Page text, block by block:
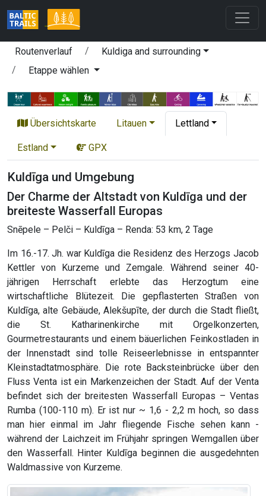
Routenverlauf
Kuldiga and surrounding
Etappe wählen
Übersichtskarte Litauen Lettland
Estland GPX
Kuldīga und Umgebung
Der Charme der Altstadt von Kuldīga und der
breiteste Wasserfall Europas
Snēpele – Pelči – Kuldīga – Renda: 53 km, 2 Tage
Im 16.-17. Jh. war Kuldīga die Residenz des Herzogs Jacob
Kettler von Kurzeme und Zemgale. Während seiner 40-
jährigen Herrschaft erlebte das Herzogtum eine
wirtschaftliche Blütezeit. Die gepflasterten Straßen von
Kuldīga, alte Gebäude, Alekšupīte, der durch die Stadt fließt,
die St. Katharinenkirche mit Orgelkonzerten,
Gourmetrestaurants und einem bäuerlichen Feinkostladen in
der Innenstadt sind tolle Reiseerlebnisse in entspannter
Kleinstadtatmosphäre. Die rote Backsteinbrücke über den
Fluss Venta ist ein Markenzeichen der Stadt. Auf der Venta
befindet sich der breitesten Wasserfall Europas – Ventas
Rumba (100-110 m). Er ist nur ~ 1,6 - 2,2 m hoch, so dass
man hier einmal im Jahr fliegende Fische sehen kann -
während der Laichzeit im Frühjahr springen Wemgallen über
den Wasserfall. Hinter Kuldīga beginnen die ausgedehnten
Waldmassive von Kurzeme.